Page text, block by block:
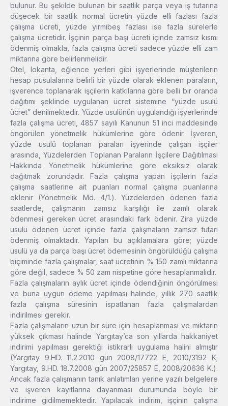
bulunur. Bu şekilde bulunan bir saatlik parça veya iş tutarına
düşecek bir saatlik normal ücretin yüzde elli fazlası fazla
çalışma ücreti, yüzde yirmibeş fazlası ise fazla sürelerle
çalışma ücretidir. İşçinin parça başı ücreti içinde zamsız kısmı
ödenmiş olmakla, fazla çalışma ücreti sadece yüzde elli zam
miktarına göre belirlenmelidir.
Otel, lokanta, eğlence yerleri gibi işyerlerinde müşterilerin
hesap pusulalarına belirli bir yüzde olarak eklenen paraların,
işverence toplanarak işçilerin katkılarına göre belli bir oranda
dağıtımı şeklinde uygulanan ücret sistemine “yüzde usulü
ücret” denilmektedir. Yüzde usulünün uygulandığı işyerlerinde
fazla çalışma ücreti, 4857 sayılı Kanunun 51 inci maddesinde
öngörülen yönetmelik hükümlerine göre ödenir. İşveren,
yüzde usulü toplanan paraları işyerinde çalışan işçiler
arasında, Yüzdelerden Toplanan Paraların İşçilere Dağıtılması
Hakkında Yönetmelik hükümlerine göre eksiksiz olarak
dağıtmak zorundadır. Fazla çalışma yapan işçilerin fazla
çalışma saatlerine ait puanları normal çalışma puanlarına
eklenir (Yönetmelik Md. 4/1.). Yüzdelerden ödenen fazla
saatlerde, çalışmanın zamsız karşılığı ile zamlı olarak
ödenmesi gereken ücret arasındaki fark ödenir. Zira yüzde
usulü ödenen ücret içinde fazla çalışmaların zamsız tutarı
ödenmiş olmaktadır. Yapılan bu açıklamalara göre; yüzde
usulü ya da parça başı ücret ödemesinin öngörüldüğü çalışma
biçiminde fazla çalışmalar, saat ücretinin % 150 zamlı miktarına
göre değil, sadece % 50 zam nispetine göre hesaplanmalıdır.
Fazla çalışmaların aylık ücret içinde ödendiğinin öngörülmesi
ve buna uygun ödeme yapılması halinde, yıllık 270 saatlik
fazla çalışma süresinin ispatlanan fazla çalışmalardan
indirilmesi gerekir.
Fazla çalışmaların uzun bir süre için hesaplanması ve miktarın
yüksek çıkması halinde Yargıtay’ca son yıllarda hakkaniyet
indirimi yapılması gerektiği istikrarlı uygulama halini almıştır
(Yargıtay 9.HD. 11.2.2010 gün 2008/17722 E, 2010/3192 K;
Yargıtay, 9.HD. 18.7.2008 gün 2007/25857 E, 2008/20636 K.).
Ancak fazla çalışmanın tanık anlatımları yerine yazılı belgelere
ve işveren kayıtlarına dayanması durumunda böyle bir
indirime gidilmemektedir. Yapılacak indirim, işçinin çalışma